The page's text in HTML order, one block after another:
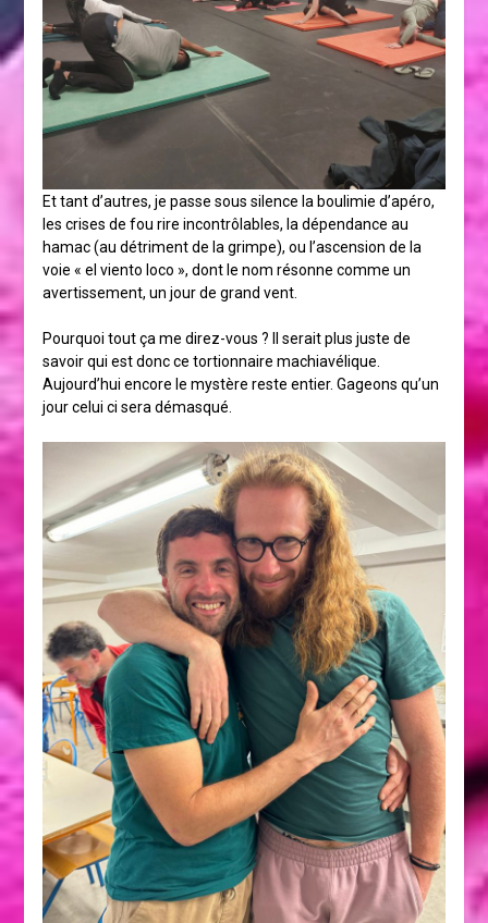
Et tant d’autres, je passe sous silence la boulimie d’apéro,
les crises de fou rire incontrôlables, la dépendance au
hamac (au détriment de la grimpe), ou l’ascension de la
voie « el viento loco », dont le nom résonne comme un
avertissement, un jour de grand vent.
Pourquoi tout ça me direz-vous ? Il serait plus juste de
savoir qui est donc ce tortionnaire machiavélique.
Aujourd’hui encore le mystère reste entier. Gageons qu’un
jour celui ci sera démasqué.